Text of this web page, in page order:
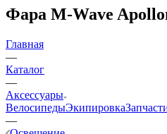
Фара M-Wave
Главная
—
Каталог
—
Аксессуары
ВелосипедыЭкипировка
—